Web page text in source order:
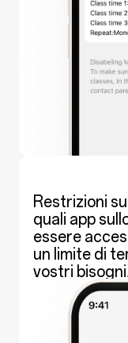
Restrizioni
quali app
essere
un limite di
vostri